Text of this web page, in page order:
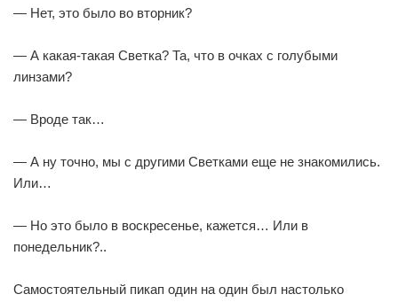
— Нет, это было во вторник?
— А какая-такая Светка? Та, что в очках с голубыми
линзами?
— Вроде так…
— А ну точно, мы с другими Светками еще не знакомились.
Или…
— Но это было в воскресенье, кажется… Или в
понедельник?..
Самостоятельный пикап один на один был настолько